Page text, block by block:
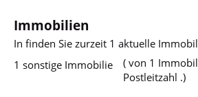
Immobilien
Infinden Sie zurzeit 1 aktuelle
1 sonstige Immobilie
( von 1
Postleitzahl .)